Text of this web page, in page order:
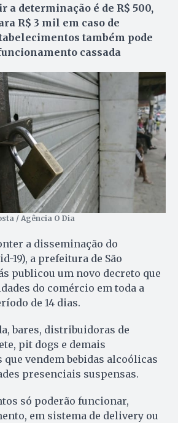
a determinação é de R$ 500,
R$ 3 mil em caso de
também pode
cassada
/ Agência O Dia
a disseminação do
19), a prefeitura de São
publicou um novo decreto que
do comércio em toda a
de 14 dias.
bares, distribuidoras de
pit dogs e demais
que vendem bebidas alcoólicas
presenciais suspensas.
só poderão funcionar,
em sistema de delivery ou